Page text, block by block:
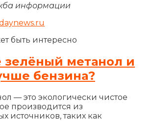
информации
быть интересно
зелёный метанол и
бензина?
— это экологически чистое
производится из
источников, таких как